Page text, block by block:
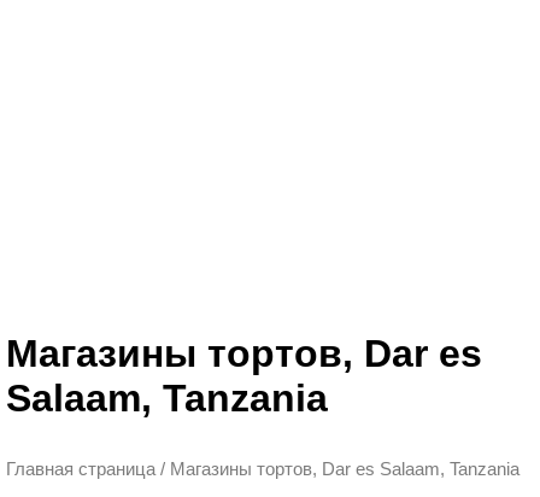
Магазины тортов, Dar es
Salaam, Tanzania
Главная страница / Магазины тортов, Dar es Salaam, Tanzania